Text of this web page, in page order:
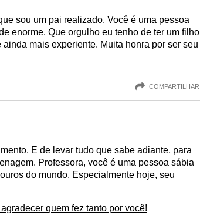
sou um pai realizado. Você é uma pessoa
enorme. Que orgulho eu tenho de ter um filho
mais experiente. Muita honra por ser seu
COMPARTILHAR
E de levar tudo que sabe adiante, para
Professora, você é uma pessoa sábia
do mundo. Especialmente hoje, seu
quem fez tanto por você!